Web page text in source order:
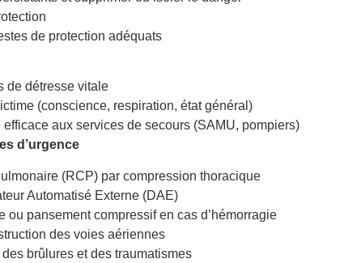
de protection adéquats
de détresse vitale
(conscience, respiration, état général)
efficace aux services de secours (SAMU, pompiers)
d’urgence
(RCP) par compression thoracique
Automatisé Externe (DAE)
ou pansement compressif en cas d’hémorragie
des voies aériennes
brûlures et des traumatismes